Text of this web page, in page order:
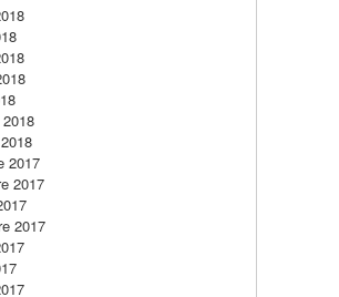
2017
2017
2017